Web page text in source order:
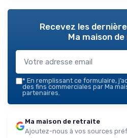
Recevez les
Ma maison
* En remplissant ce formulaire,
des fins commerciales par Ma
partenaires.
Ma maison de retraite
Ajoutez-nous à vos sources